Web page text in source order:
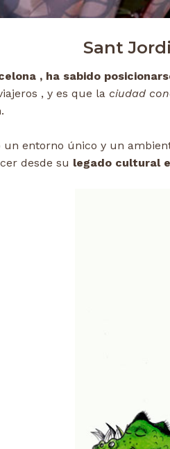
Sant
, ha sabido
, y es que la ciudad
un entorno único y un
desde su legado cultural